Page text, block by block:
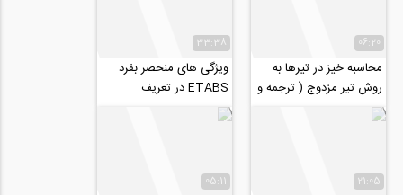
06:20
محاسبه خیز در تیرها به
روش تیر مزدوج ( ترجمه و
دوبله اختصاصی موسسه
۸۰۸)
33:38
ویژگی های منحصر بفرد
ETABS در تعریف
بارگذاری
21:05
05:11